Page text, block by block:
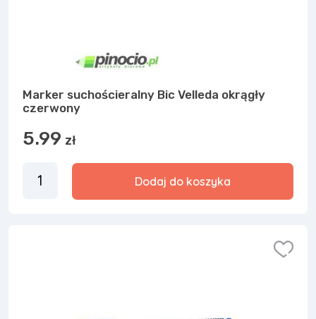
Marker suchościeralny Bic Velleda okrągły
czerwony
5.99 zł
Dodaj do koszyka